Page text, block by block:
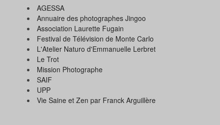
AGESSA
Annuaire des photographes Jingoo
Association Laurette Fugain
Festival de Télévision de Monte Carlo
L'Atelier Naturo d'Emmanuelle Lerbret
Le Trot
Mission Photographe
SAIF
UPP
Vie Saine et Zen par Franck Arguillère